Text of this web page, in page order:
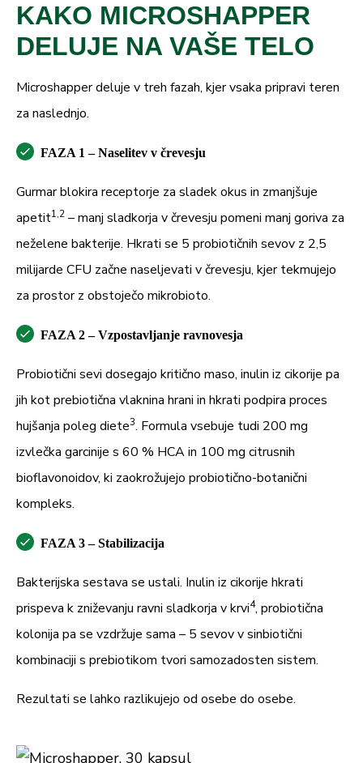
KAKO MICROSHAPPER
DELUJE NA VAŠE TELO
Microshapper deluje v treh fazah, kjer vsaka pripravi teren
za naslednjo.
FAZA 1 – Naselitev v črevesju
Gurmar blokira receptorje za sladek okus in zmanjšuje
apetit1,2 – manj sladkorja v črevesju pomeni manj goriva za
neželene bakterije. Hkrati se 5 probiotičnih sevov z 2,5
milijarde CFU začne naseljevati v črevesju, kjer tekmujejo
za prostor z obstoječo mikrobioto.
FAZA 2 – Vzpostavljanje ravnovesja
Probiotični sevi dosegajo kritično maso, inulin iz cikorije pa
jih kot prebiotična vlaknina hrani in hkrati podpira proces
hujšanja poleg diete3. Formula vsebuje tudi 200 mg
izvlečka garcinije s 60 % HCA in 100 mg citrusnih
bioflavonoidov, ki zaokrožujejo probiotično-botanični
kompleks.
FAZA 3 – Stabilizacija
Bakterijska sestava se ustali. Inulin iz cikorije hkrati
prispeva k zniževanju ravni sladkorja v krvi4, probiotična
kolonija pa se vzdržuje sama – 5 sevov v sinbiotični
kombinaciji s prebiotikom tvori samozadosten sistem.
Rezultati se lahko razlikujejo od osebe do osebe.